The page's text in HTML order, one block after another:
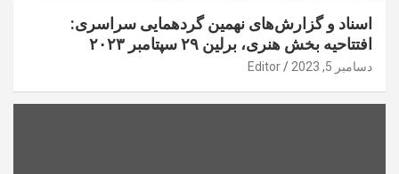
اسناد و گزارش‌های نهمین گردهمایی سراسری:
افتتاحیه بخش هنری، برلین ۲۹ سپتامبر ۲۰۲۳
دسامبر 5, 2023 Editor